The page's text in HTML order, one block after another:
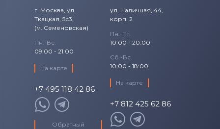
г. Москва, ул.
Ткацкая, 5с3,
(м. Семеновская)
Пн.-Вс.
09:00 - 21:00
На карте
+7 495 118 42 86
Обратный
ул. Наличная, 44,
корп. 2
Пн.-Пт.
10:00 - 20:00
Сб.-Вс.
10:00 - 18:00
На карте
+7 812 425 62 86